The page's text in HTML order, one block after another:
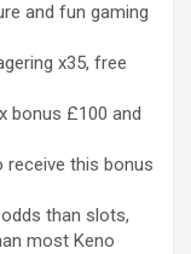
and fun gaming
x35, free
bonus £100 and
receive this bonus
than slots,
most Keno